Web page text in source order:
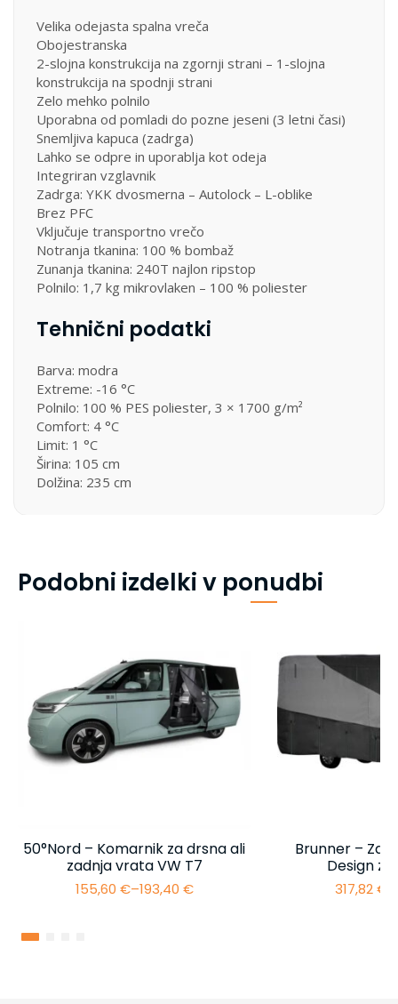
Velika odejasta spalna vreča
Obojestranska
2-slojna konstrukcija na zgornji strani – 1-slojna
konstrukcija na spodnji strani
Zelo mehko polnilo
Uporabna od pomladi do pozne jeseni (3 letni časi)
Snemljiva kapuca (zadrga)
Lahko se odpre in uporablja kot odeja
Integriran vzglavnik
Zadrga: YKK dvosmerna – Autolock – L-oblike
Brez PFC
Vključuje transportno vrečo
Notranja tkanina: 100 % bombaž
Zunanja tkanina: 240T najlon ripstop
Polnilo: 1,7 kg mikrovlaken – 100 % poliester
Tehnični podatki
Barva: modra
Extreme: -16 °C
Polnilo: 100 % PES poliester, 3 × 1700 g/m²
Comfort: 4 °C
Limit: 1 °C
Širina: 105 cm
Dolžina: 235 cm
Podobni izdelki v ponudbi
50°Nord – Komarnik za drsna ali
zadnja vrata VW T7
155,60 €–193,40 €
Cenovni
Brunner –
Design
317,82€